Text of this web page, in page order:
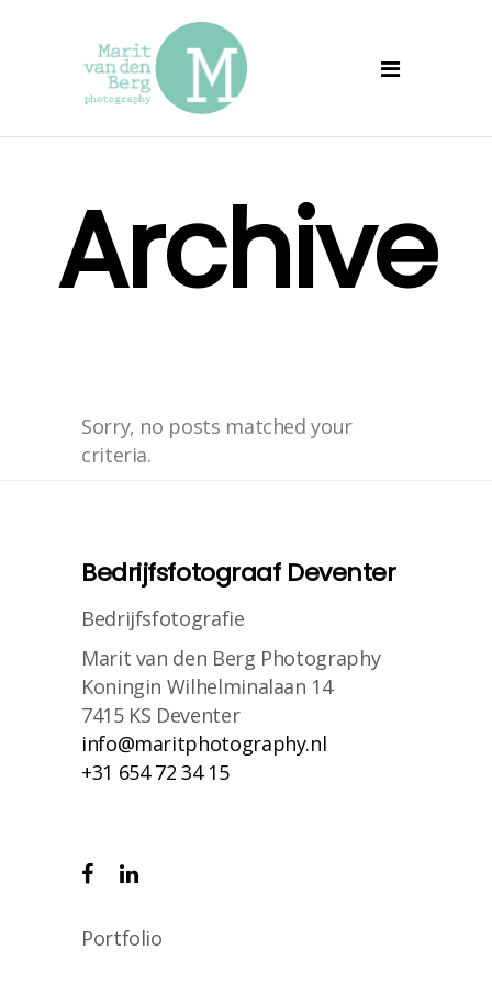
Archive
Sorry, no posts matched your
criteria.
Bedrijfsfotograaf Deventer
Bedrijfsfotografie
Marit van den Berg Photography
Koningin Wilhelminalaan 14
7415 KS Deventer
info@maritphotography.nl
+31 654 72 34 15
Portfolio